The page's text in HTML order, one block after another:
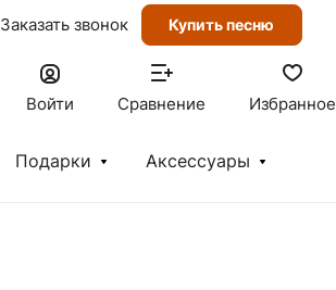
Заказать звонок Купить песню
Войти Сравнение Избранное
Подарки Аксессуары